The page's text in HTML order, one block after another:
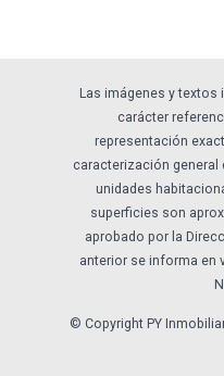
Las imágenes y
carácter
representación
caracterización general
unidades
superficies son
aprobado por la
anterior se informa en
© Copyright PY